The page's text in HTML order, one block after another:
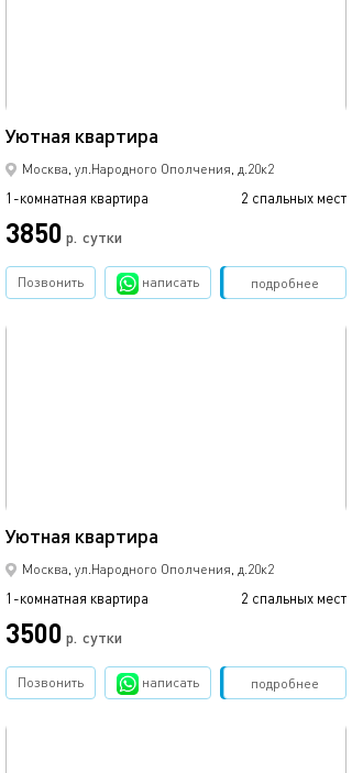
Уютная квартира
Москва, ул.Народного Ополчения, д.20к2
1-комнатная квартира 2 спальных мест
3850 р. сутки
подробнее
Позвонить написать Забронировать
Уютная квартира
Москва, ул.Народного Ополчения, д.20к2
1-комнатная квартира 2 спальных мест
3500 р. сутки
подробнее
Позвонить написать Забронировать